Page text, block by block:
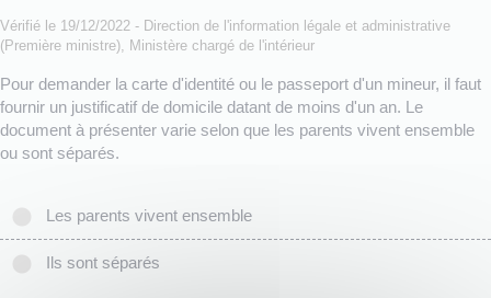
Vérifié le 19/12/2022 - Direction de l'information légale et administrative
(Première ministre), Ministère chargé de l'intérieur
Pour demander la carte d'identité ou le passeport d'un mineur, il faut
fournir un justificatif de domicile datant de moins d'un an. Le
document à présenter varie selon que les parents vivent ensemble
ou sont séparés.
Les parents vivent ensemble
Ils sont séparés